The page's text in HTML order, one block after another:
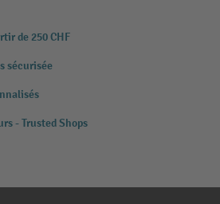
de 250 CHF
sécurisée
- Trusted Shops